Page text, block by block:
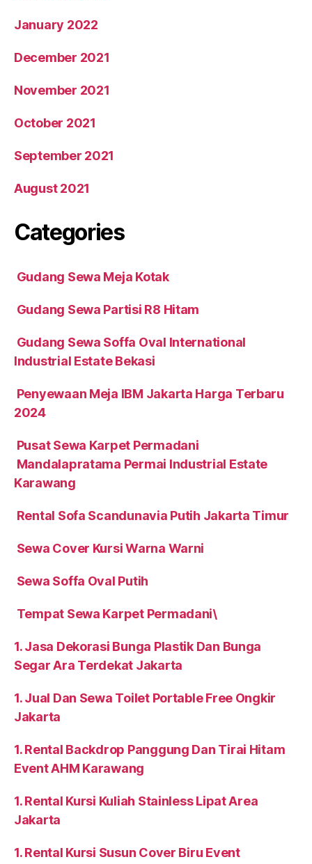
January 2022
December 2021
November 2021
October 2021
September 2021
August 2021
Categories
Gudang Sewa Meja Kotak
Gudang Sewa Partisi R8 Hitam
Gudang Sewa Soffa Oval International
Industrial Estate Bekasi
Penyewaan Meja IBM Jakarta Harga Terbaru
2024
Pusat Sewa Karpet Permadani
Mandalapratama Permai Industrial Estate
Karawang
Rental Sofa Scandunavia Putih Jakarta Timur
Sewa Cover Kursi Warna Warni
Sewa Soffa Oval Putih
Tempat Sewa Karpet Permadani\
1. Jasa Dekorasi Bunga Plastik Dan Bunga
Segar Ara Terdekat Jakarta
1. Jual Dan Sewa Toilet Portable Free Ongkir
Jakarta
1. Rental Backdrop Panggung Dan Tirai Hitam
Event AHM Karawang
1. Rental Kursi Kuliah Stainless Lipat Area
Jakarta
1. Rental Kursi Susun Cover Biru Event